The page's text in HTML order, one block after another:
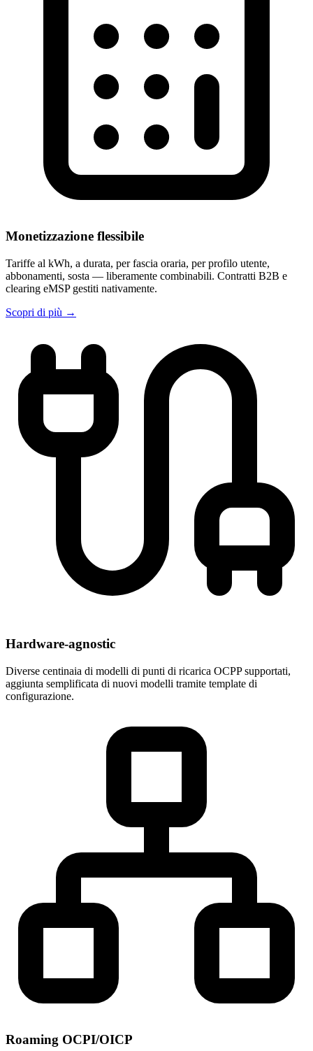
Monetizzazione flessibile
Tariffe al kWh, a durata, per fascia oraria, per profilo utente,
abbonamenti, sosta — liberamente combinabili. Contratti B2B e
clearing eMSP gestiti nativamente.
Scopri di più →
Hardware-agnostic
Diverse centinaia di modelli di punti di ricarica OCPP supportati,
aggiunta semplificata di nuovi modelli tramite template di
configurazione.
Roaming OCPI/OICP